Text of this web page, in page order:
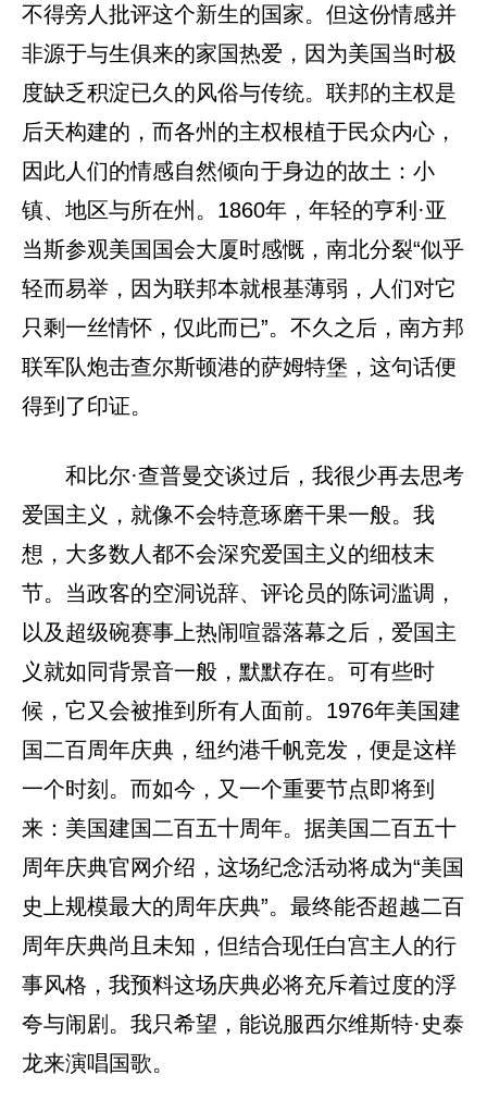
不得旁人批评这个新生的国家。但这份情感并
非源于与生俱来的家国热爱，因为美国当时极
度缺乏积淀已久的风俗与传统。联邦的主权是
后天构建的，而各州的主权根植于民众内心，
因此人们的情感自然倾向于身边的故土：小
镇、地区与所在州。1860年，年轻的亨利·亚
当斯参观美国国会大厦时感慨，南北分裂“似乎
轻而易举，因为联邦本就根基薄弱，人们对它
只剩一丝情怀，仅此而已”。不久之后，南方邦
联军队炮击查尔斯顿港的萨姆特堡，这句话便
得到了印证。
和比尔·查普曼交谈过后，我很少再去思考
爱国主义，就像不会特意琢磨干果一般。我
想，大多数人都不会深究爱国主义的细枝末
节。当政客的空洞说辞、评论员的陈词滥调，
以及超级碗赛事上热闹喧嚣落幕之后，爱国主
义就如同背景音一般，默默存在。可有些时
候，它又会被推到所有人面前。1976年美国建
国二百周年庆典，纽约港千帆竞发，便是这样
一个时刻。而如今，又一个重要节点即将到
来：美国建国二百五十周年。据美国二百五十
周年庆典官网介绍，这场纪念活动将成为“美国
史上规模最大的周年庆典”。最终能否超越二百
周年庆典尚且未知，但结合现任白宫主人的行
事风格，我预料这场庆典必将充斥着过度的浮
夸与闹剧。我只希望，能说服西尔维斯特·史泰
龙来演唱国歌。